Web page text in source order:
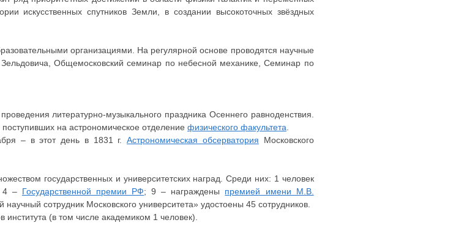
искусственных спутников Земли, в создании высокоточных звёздных
организациями. На регулярной основе проводятся научные
Общемосковский семинар по небесной механике, Семинар по
литературно-музыкального праздника Осеннего равноденствия.
на астрономическое отделение физического факультета
– в этот день в 1831 г.Астрономическая обсерватория Московского
государственных и университетских наград. Среди них: 1 человек
– Государственной премии РФ; 9 – награждены премией имени М.В.
научный сотрудник Московского университета» удостоены 45 сотрудников.
(в том числе академиком 1 человек).